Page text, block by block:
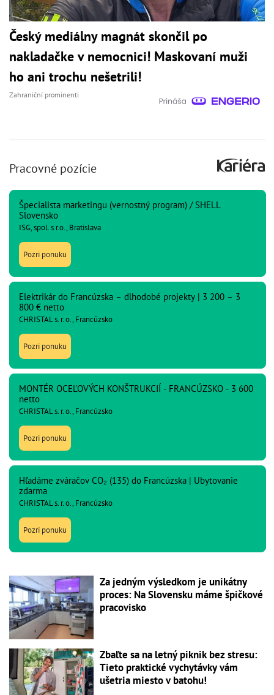
Český mediálny magnát skončil po
nakladačke v nemocnici! Maskovaní muži
ho ani trochu nešetrili!
Zahraniční prominenti
Pracovné pozície
Špecialista marketingu (vernostný program) / SHELL
Slovensko
ISG, spol. s r.o., Bratislava
Pozri ponuku
Elektrikár do Francúzska – dlhodobé projekty | 3 200 – 3
800 € netto
CHRISTAL s. r. o., Francúzsko
Pozri ponuku
MONTÉR OCEĽOVÝCH KONŠTRUKCIÍ - FRANCÚZSKO - 3 600
netto
CHRISTAL s. r. o., Francúzsko
Pozri ponuku
Hľadáme zváračov CO₂ (135) do Francúzska | Ubytovanie
zdarma
CHRISTAL s. r. o., Francúzsko
Pozri ponuku
Za jedným výsledkom je unikátny
proces: Na Slovensku máme špičkové
pracovisko
Zbaľte sa na letný piknik bez stresu:
Tieto praktické vychytávky vám
ušetria miesto v batohu!